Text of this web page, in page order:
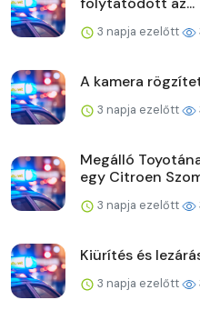
3 napja ezelőtt
A kamera
3 napja ezelőtt
Megálló
egy Citroen
3 napja ezelőtt
Kiürítés és
3 napja ezelőtt